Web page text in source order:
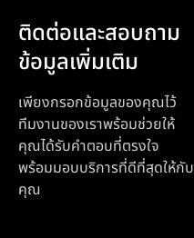
ติดต่อและสอบถาม
ข้อมูลเพิ่มเติม
เพียงกรอกข้อมูลของคุณไว้
ทีมงานของเราพร้อมช่วยให้
คุณได้รับคำตอบที่ตรงใจ
พร้อมมอบบริการที่ดีที่สุดให้กับ
คุณ